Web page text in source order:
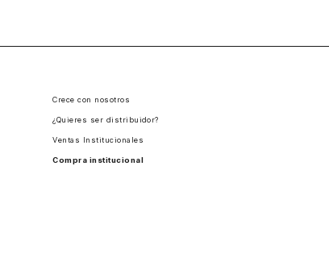
Crece con nosotros
¿Quieres ser distribuidor?
Ventas Institucionales
Compra institucional